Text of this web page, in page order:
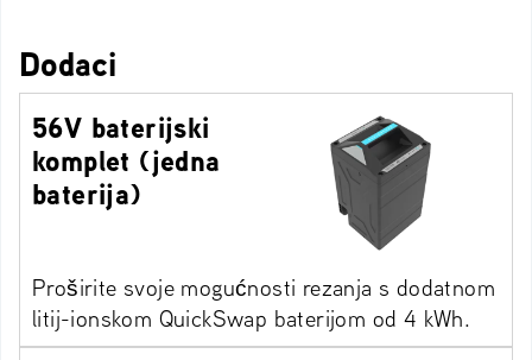
Dodaci
56V baterijski
komplet (jedna
baterija)
Proširite svoje mogućnosti rezanja s dodatnom
litij-ionskom QuickSwap baterijom od 4 kWh.